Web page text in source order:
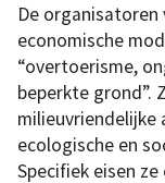
De
economische
“overtoerisme,
beperkte grond”.
milieuvriendelijke
ecologische en
Specifiek eisen